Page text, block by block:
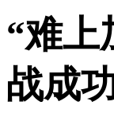
“难上
战成